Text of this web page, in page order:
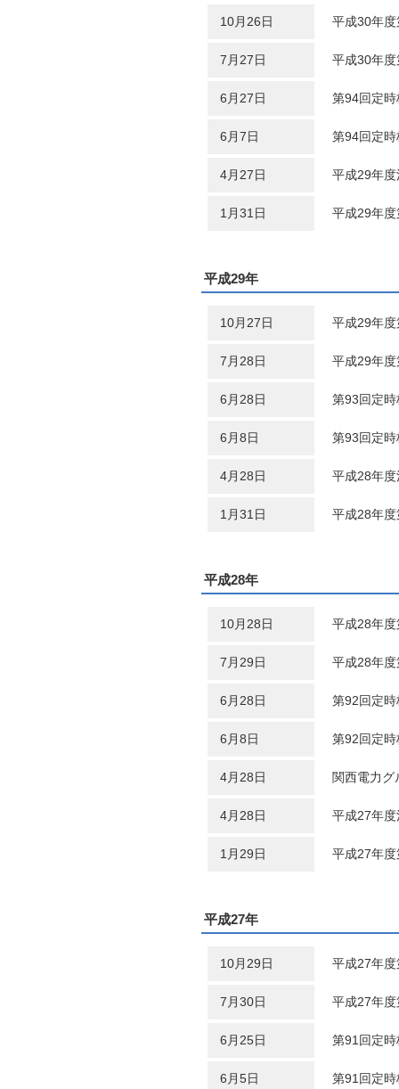
10月26日 平成30年
7月27日 平成30年
6月27日 第94回定
6月7日 第94回定
4月27日 平成29年
1月31日 平成29年
平成29年
10月27日 平成29年
7月28日 平成29年
6月28日 第93回定
6月8日 第93回定
4月28日 平成28年
1月31日 平成28年
平成28年
10月28日 平成28年
7月29日 平成28年
6月28日 第92回定
6月8日 第92回定
4月28日 関西電力
4月28日 平成27年
1月29日 平成27年
平成27年
10月29日 平成27年
7月30日 平成27年
6月25日 第91回定
6月5日 第91回定